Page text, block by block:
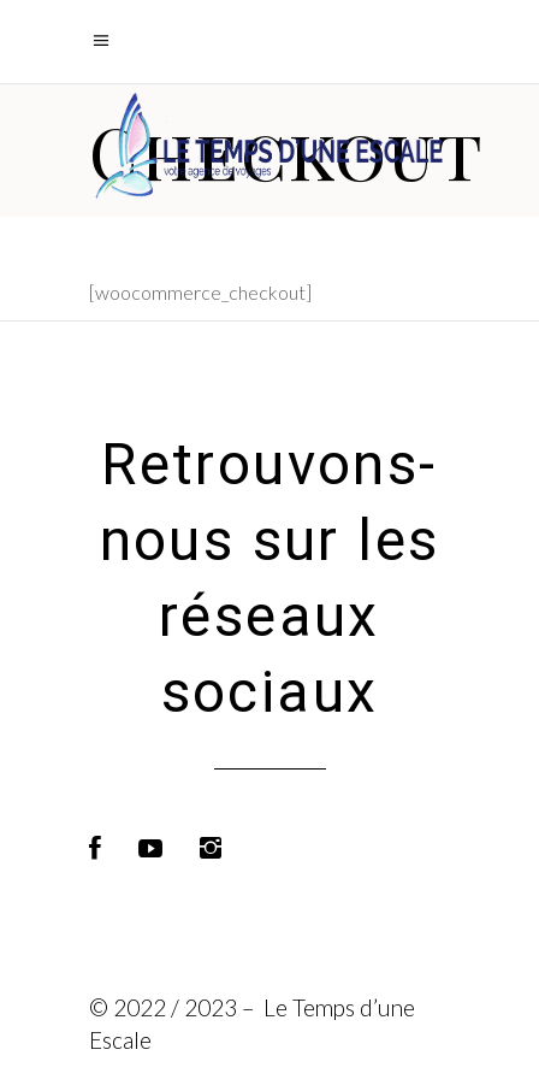
Checkout
[woocommerce_checkout]
Retrouvons-
nous sur les
réseaux
sociaux
© 2022 / 2023 – Le Temps d’une
Escale